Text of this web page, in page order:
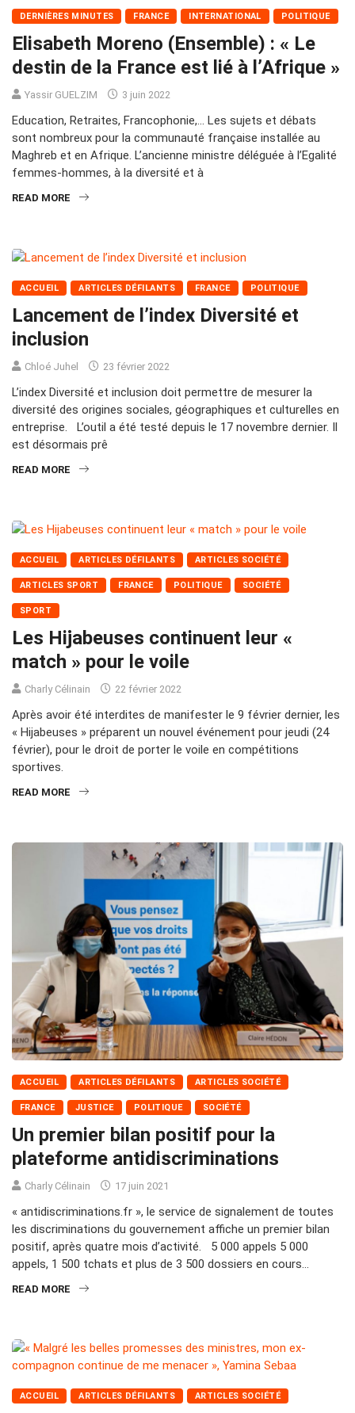
DERNIÈRES MINUTES FRANCE INTERNATIONAL POLITIQUE
Elisabeth Moreno (Ensemble) : « Le
destin de la France est lié à l’Afrique »
Yassir GUELZIM 3 juin 2022
Education, Retraites, Francophonie,… Les sujets et débats
sont nombreux pour la communauté française installée au
Maghreb et en Afrique. L’ancienne ministre déléguée à l’Egalité
femmes-hommes, à la diversité et à
READ MORE
ACCUEIL ARTICLES DÉFILANTS FRANCE POLITIQUE
Lancement de l’index Diversité et
inclusion
Chloé Juhel 23 février 2022
L’index Diversité et inclusion doit permettre de mesurer la
diversité des origines sociales, géographiques et culturelles en
entreprise. L’outil a été testé depuis le 17 novembre dernier. Il
est désormais prê
READ MORE
ACCUEIL ARTICLES DÉFILANTS ARTICLES SOCIÉTÉ
ARTICLES SPORT FRANCE POLITIQUE SOCIÉTÉ
SPORT
Les Hijabeuses continuent leur «
match » pour le voile
Charly Célinain 22 février 2022
Après avoir été interdites de manifester le 9 février dernier, les
« Hijabeuses » préparent un nouvel événement pour jeudi (24
février), pour le droit de porter le voile en compétitions
sportives.
READ MORE
ACCUEIL ARTICLES DÉFILANTS ARTICLES SOCIÉTÉ
FRANCE JUSTICE POLITIQUE SOCIÉTÉ
Un premier bilan positif pour la
plateforme antidiscriminations
Charly Célinain 17 juin 2021
« antidiscriminations.fr », le service de signalement de toutes
les discriminations du gouvernement affiche un premier bilan
positif, après quatre mois d’activité. 5 000 appels 5 000
appels, 1 500 tchats et plus de 3 500 dossiers en cours…
READ MORE
ACCUEIL ARTICLES DÉFILANTS ARTICLES SOCIÉTÉ